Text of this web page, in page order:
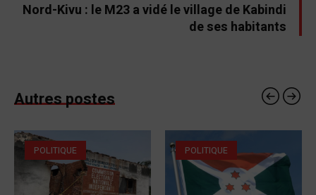
Nord-Kivu : le M23 a vidé le village de Kabindi
de ses habitants
Autres postes
POLITIQUE POLITIQUE